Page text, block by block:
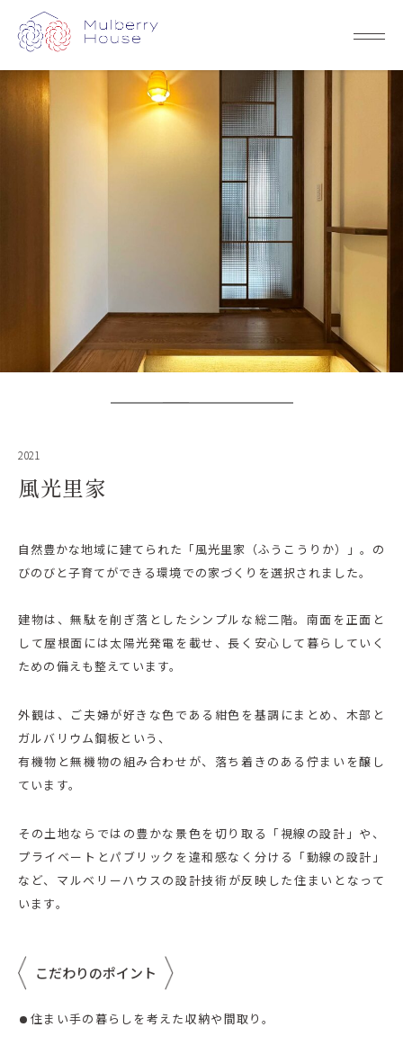
2021
風光里家
自然豊かな地域に建てられた「風光里家（ふうこうりか）」。の
びのびと子育てができる環境での家づくりを選択されました。
建物は、無駄を削ぎ落としたシンプルな総二階。南面を正面と
して屋根面には太陽光発電を載せ、長く安心して暮らしていく
ための備えも整えています。
外観は、ご夫婦が好きな色である紺色を基調にまとめ、木部と
ガルバリウム鋼板という、
有機物と無機物の組み合わせが、落ち着きのある佇まいを醸し
ています。
その土地ならではの豊かな景色を切り取る「視線の設計」や、
プライベートとパブリックを違和感なく分ける「動線の設計」
など、マルベリーハウスの設計技術が反映した住まいとなって
います。
こだわりのポイント
住まい手の暮らしを考えた収納や間取り。